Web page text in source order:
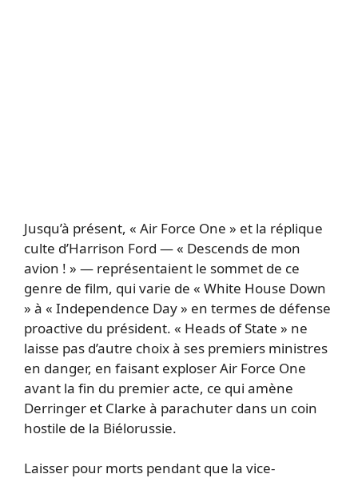
Jusqu’à présent, « Air Force One » et la réplique
culte d’Harrison Ford — « Descends de mon
avion ! » — représentaient le sommet de ce
genre de film, qui varie de « White House Down
» à « Independence Day » en termes de défense
proactive du président. « Heads of State » ne
laisse pas d’autre choix à ses premiers ministres
en danger, en faisant exploser Air Force One
avant la fin du premier acte, ce qui amène
Derringer et Clarke à parachuter dans un coin
hostile de la Biélorussie.
Laisser pour morts pendant que la vice-